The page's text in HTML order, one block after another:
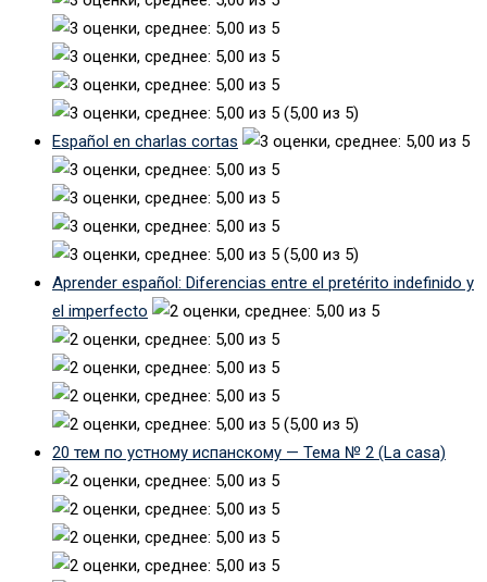
(5,00 из 5)
Español en charlas cortas
(5,00 из 5)
Aprender español: Diferencias entre el pretérito indefinido y
el imperfecto
(5,00 из 5)
20 тем по устному испанскому — Тема № 2 (La casa)